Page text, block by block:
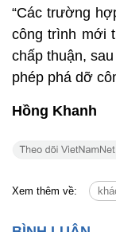
“Các trường
công trình mới
chấp thuận,
phép phá dỡ
Hồng Khanh
Xem thêm về: